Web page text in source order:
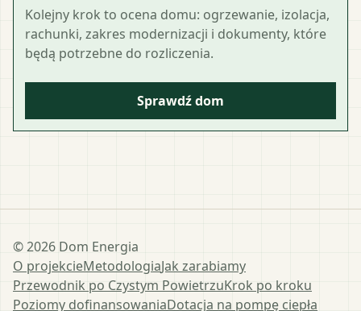
Kolejny krok to ocena domu: ogrzewanie, izolacja,
rachunki, zakres modernizacji i dokumenty, które
będą potrzebne do rozliczenia.
Sprawdź dom
©2026 Dom Energia
O projekcieMetodologiaJak zarabiamy
Przewodnik po Czystym PowietrzuKrok po kroku
Poziomy dofinansowaniaDotacja na pompę ciepła